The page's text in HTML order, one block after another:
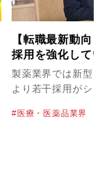
【転職最新動向
採用を強化して
製薬業界では新型
より若干採用がシ
明けてからは、積
医療・医薬品業界